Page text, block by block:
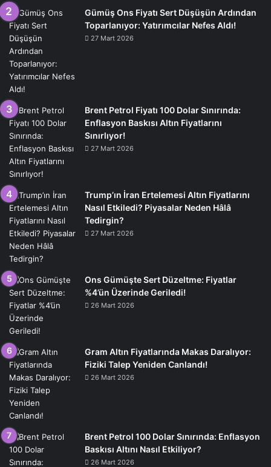
Gümüş Ons Fiyatı Sert Düşüşün Ardından
Toparlanıyor: Yatırımcılar Nefes Aldı!
27 Mart 2026
Brent Petrol Fiyatı 100 Dolar Sınırında:
Enflasyon Baskısı Altın Fiyatlarını
Sınırlıyor!
27 Mart 2026
Trump’ın İran Ertelemesi Altın Fiyatlarını
Nasıl Etkiledi? Piyasalar Neden Hâlâ
Tedirgin?
27 Mart 2026
Ons Gümüşte Sert Düzeltme: Fiyatlar
%4’ün Üzerinde Geriledi!
26 Mart 2026
Gram Altın Fiyatlarında Makas Daralıyor:
Fiziki Talep Yeniden Canlandı!
26 Mart 2026
Brent Petrol 100 Dolar Sınırında: Enflasyon
Baskısı Altını Nasıl Etkiliyor?
26 Mart 2026